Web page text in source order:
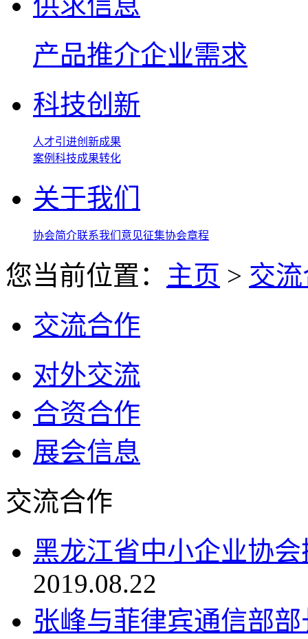
产品推介企业需求
科技创新
人才引进创新成果
案例 科技成果转化
关于我们
协会简介联系我们 意见征集协会章程
您当前位置： 主页 > 交
交流合作
对外交流
合资合作
展会信息
交流合作
黑龙江省中小企业协
2019.08.22
张峰与菲律宾通信部